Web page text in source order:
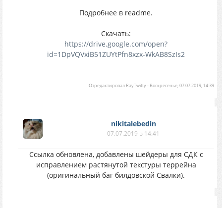
Подробнее в readme.
Скачать:
https://drive.google.com/open?
id=1DpVQVxiB51ZUYtPfn8xzx-WkAB8SzIs2
Отредактировал RayTwitty- Воскресенье, 07.07.2019, 14:39
nikitalebedin
07.07.2019 в 14:41
Ссылка обновлена, добавлены шейдеры для СДК с
исправлением растянутой текстуры террейна
(оригинальный баг билдовской Свалки).